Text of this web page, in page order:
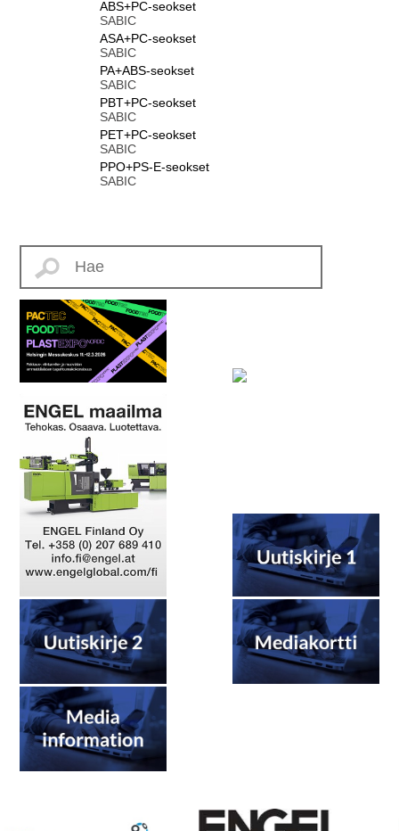
ABS+PC-seokset
SABIC
ASA+PC-seokset
SABIC
PA+ABS-seokset
SABIC
PBT+PC-seokset
SABIC
PET+PC-seokset
SABIC
PPO+PS-E-seokset
SABIC